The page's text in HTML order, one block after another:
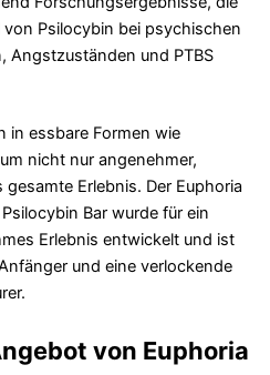
Psilocybin bei psychischen
Angstzuständen und PTBS
in essbare Formen wie
nicht nur angenehmer,
Erlebnis. Der Euphoria
Bar wurde für ein
Erlebnis entwickelt und ist
und eine verlockende
von Euphoria